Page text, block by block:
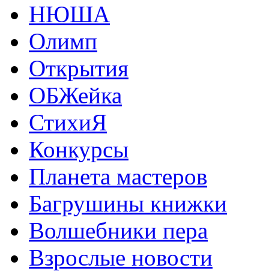
НЮША
Олимп
Открытия
ОБЖейка
СтихиЯ
Конкурсы
Планета мастеров
Багрушины книжки
Волшебники пера
Взрослые новости